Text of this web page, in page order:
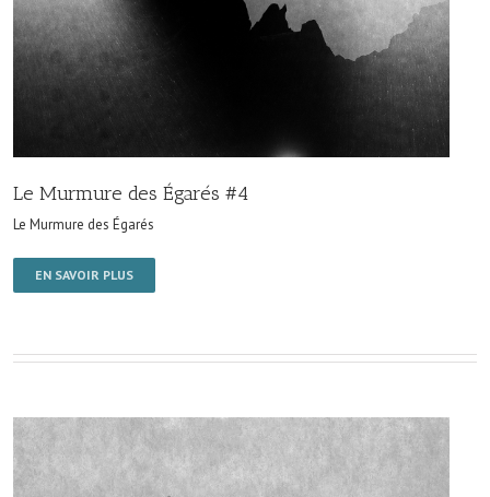
Le Murmure des Égarés #4
Le Murmure des Égarés
EN SAVOIR PLUS